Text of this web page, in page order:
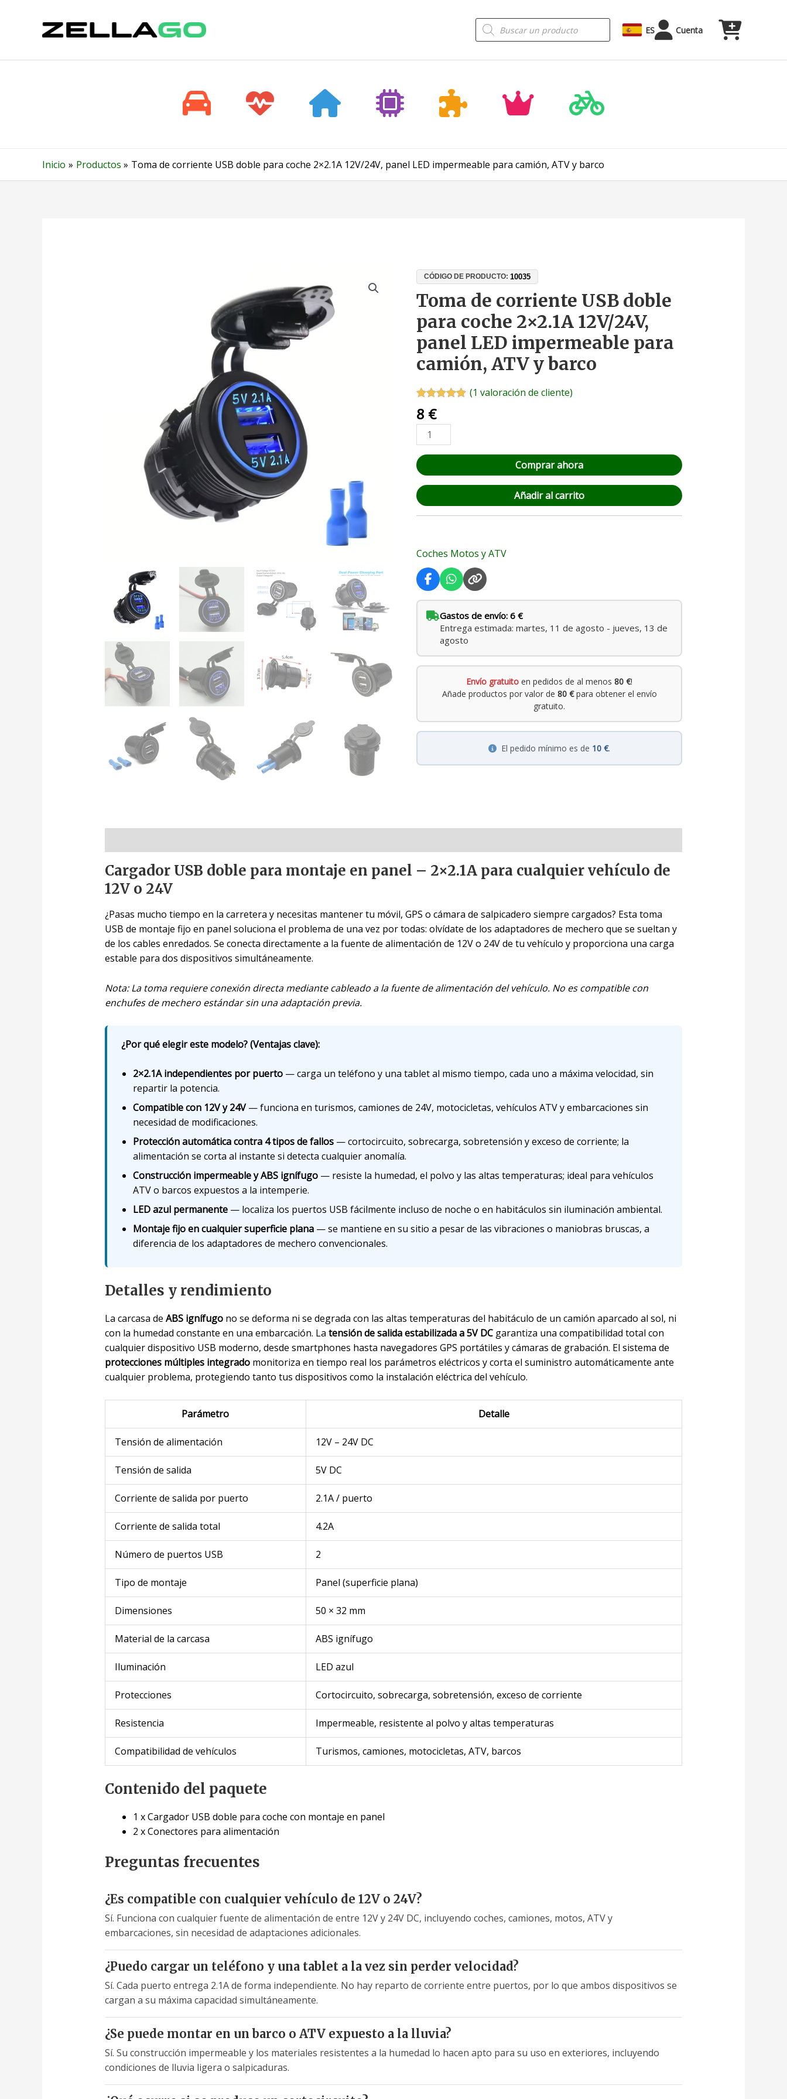
contenido
Búsqueda
de
productos
ES Cuenta
Inicio Productos Toma de corriente USB doble para coche 2×2.1A 12V/24V, panel LED impermeable para camión, ATV y barco
CÓDIGO DE PRODUCTO:10035
Toma de corriente USB doble
para coche 2×2.1A 12V/24V,
panel LED impermeable para
camión, ATV y barco
5.00de 5 en
base a
valoración de
un cliente
(1 valoración de cliente)
8 €
Toma
corriente
USB
doble
para
coche
12V/24V,
panel
LED
impermeable
camión,
ATV
y
barco
Comprar ahora
Añadir al carrito
Coches Motos y ATV
Gastos de envío: 6 €
Entrega estimada: martes, 11 de agosto - jueves, 13 de
agosto
Envío gratuito en pedidos de al menos80 €!
Añade productos por valor de 80 €para obtener el envío
gratuito.
El pedido mínimo es de 10 €.
Cargador USB doble para montaje en panel – 2×2.1A para cualquier vehículo de
12V o 24V
¿Pasas mucho tiempo en la carretera y necesitas mantener tu móvil, GPS o cámara de salpicadero siempre cargados? Esta toma
USB de montaje fijo en panel soluciona el problema de una vez por todas: olvídate de los adaptadores de mechero que se sueltan y
de los cables enredados. Se conecta directamente a la fuente de alimentación de 12V o 24V de tu vehículo y proporciona una carga
estable para dos dispositivos simultáneamente.
Nota: La toma requiere conexión directa mediante cableado a la fuente de alimentación del vehículo. No es compatible con
enchufes de mechero estándar sin una adaptación previa.
¿Por qué elegir este modelo? (Ventajas clave):
2×2.1A independientes por puerto— carga un teléfono y una tablet al mismo tiempo, cada uno a máxima velocidad, sin
repartir la potencia.
Compatible con 12V y 24V— funciona en turismos, camiones de 24V, motocicletas, vehículos ATV y embarcaciones sin
necesidad de modificaciones.
Protección automática contra 4 tipos de fallos— cortocircuito, sobrecarga, sobretensión y exceso de corriente; la
alimentación se corta al instante si detecta cualquier anomalía.
Construcción impermeable y ABS ignífugo— resiste la humedad, el polvo y las altas temperaturas; ideal para vehículos
ATV o barcos expuestos a la intemperie.
LED azul permanente— localiza los puertos USB fácilmente incluso de noche o en habitáculos sin iluminación ambiental.
Montaje fijo en cualquier superficie plana— se mantiene en su sitio a pesar de las vibraciones o maniobras bruscas, a
diferencia de los adaptadores de mechero convencionales.
Detalles y rendimiento
La carcasa de ABS ignífugono se deforma ni se degrada con las altas temperaturas del habitáculo de un camión aparcado al sol, ni
con la humedad constante en una embarcación. La tensión de salida estabilizada a 5V DCgarantiza una compatibilidad total con
cualquier dispositivo USB moderno, desde smartphones hasta navegadores GPS portátiles y cámaras de grabación. El sistema de
protecciones múltiples integradomonitoriza en tiempo real los parámetros eléctricos y corta el suministro automáticamente ante
cualquier problema, protegiendo tanto tus dispositivos como la instalación eléctrica del vehículo.
Parámetro Detalle
Tensión de alimentación 12V – 24V DC
Tensión de salida 5V DC
Corriente de salida por puerto 2.1A / puerto
Corriente de salida total 4.2A
Número de puertos USB 2
Tipo de montaje Panel (superficie plana)
Dimensiones 50 × 32 mm
Material de la carcasa ABS ignífugo
Iluminación LED azul
Protecciones Cortocircuito, sobrecarga, sobretensión, exceso de corriente
Resistencia Impermeable, resistente al polvo y altas temperaturas
Compatibilidad de vehículos Turismos, camiones, motocicletas, ATV, barcos
Contenido del paquete
1 x Cargador USB doble para coche con montaje en panel
2 x Conectores para alimentación
Preguntas frecuentes
¿Es compatible con cualquier vehículo de 12V o 24V?
Sí. Funciona con cualquier fuente de alimentación de entre 12V y 24V DC, incluyendo coches, camiones, motos, ATV y
embarcaciones, sin necesidad de adaptaciones adicionales.
¿Puedo cargar un teléfono y una tablet a la vez sin perder velocidad?
Sí. Cada puerto entrega 2.1A de forma independiente. No hay reparto de corriente entre puertos, por lo que ambos dispositivos se
cargan a su máxima capacidad simultáneamente.
¿Se puede montar en un barco o ATV expuesto a la lluvia?
Sí. Su construcción impermeable y los materiales resistentes a la humedad lo hacen apto para su uso en exteriores, incluyendo
condiciones de lluvia ligera o salpicaduras.